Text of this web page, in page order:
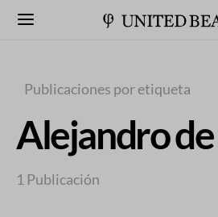
Publicaciones por etiqueta
Alejandro de
1 Publicación